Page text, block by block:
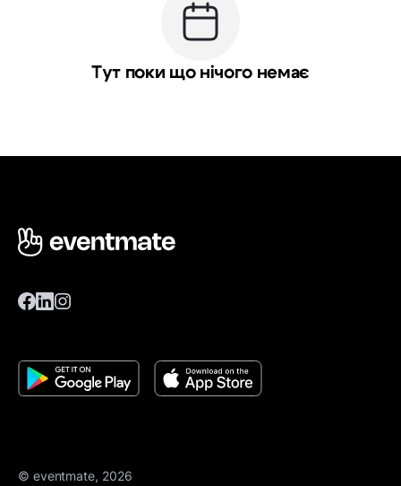
Тут поки що нічого немає
© eventmate, 2026